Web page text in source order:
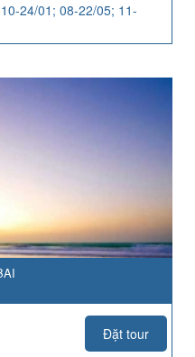
10-24/01; 08-22/05; 11-
Đặt tour